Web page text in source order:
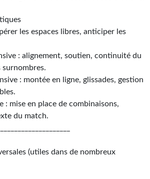
les espaces libres, anticiper les
: alignement, soutien, continuité du
: montée en ligne, glissades, gestion
: mise en place de combinaisons,
du match.
(utiles dans de nombreux